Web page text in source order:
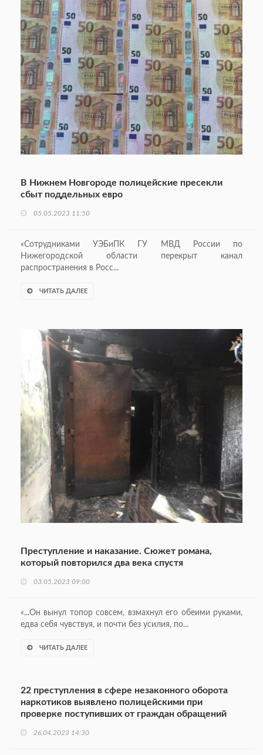
В Нижнем Новгороде полицейские пресекли
сбыт поддельных евро
05.05.2023 11:50
«Сотрудниками УЭБиПК ГУ МВД России по
Нижегородской области перекрыт канал
распространения в Росс...
ЧИТАТЬ ДАЛЕЕ
Преступление и наказание. Сюжет романа,
который повторился два века спустя
03.05.2023 09:00
«...Он вынул топор совсем, взмахнул его обеими руками,
едва себя чувствуя, и почти без усилия, по...
ЧИТАТЬ ДАЛЕЕ
22 преступления в сфере незаконного оборота
наркотиков выявлено полицейскими при
проверке поступивших от граждан обращений
26.04.2023 14:30